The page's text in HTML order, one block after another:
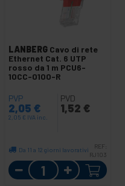
LANBERG Cavo di rete
Ethernet Cat. 6 UTP
rosso da 1 m PCU6-
10CC-0100-R
PVP
2,05 €
2,05 € IVA inc.
PVD
1,52 €
Da 11 a 12 giorni lavorativi
REF:
RJ103
Quantità